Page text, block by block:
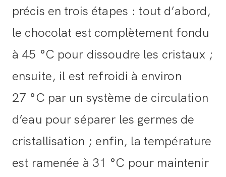
précis en trois étapes : tout d’abord,
le chocolat est complètement fondu
à 45 °C pour dissoudre les cristaux ;
ensuite, il est refroidi à environ
27 °C par un système de circulation
d’eau pour séparer les germes de
cristallisation ; enfin, la température
est ramenée à 31 °C pour maintenir